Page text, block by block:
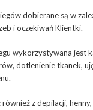
dobierane są w
i oczekiwań Klientki.
wykorzystywana jest
dotlenienie tkanek,
z depilacji,